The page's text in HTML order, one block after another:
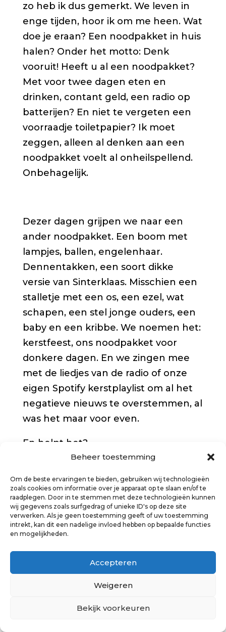
Beheer toestemming
Om de beste ervaringen te bieden, gebruiken wij technologieën
zoals cookies om informatie over je apparaat op te slaan en/of te
raadplegen. Door in te stemmen met deze technologieën kunnen
wij gegevens zoals surfgedrag of unieke ID's op deze site
verwerken. Als je geen toestemming geeft of uw toestemming
intrekt, kan dit een nadelige invloed hebben op bepaalde functies
en mogelijkheden.
Accepteren
Weigeren
Bekijk voorkeuren
zo heb ik dus gemerkt. We leven in
enge tijden, hoor ik om me heen. Wat
doe je eraan? Een noodpakket in huis
halen? Onder het motto: Denk
vooruit! Heeft u al een noodpakket?
Met voor twee dagen eten en
drinken, contant geld, een radio op
batterijen? En niet te vergeten een
voorraadje toiletpapier? Ik moet
zeggen, alleen al denken aan een
noodpakket voelt al onheilspellend.
Onbehagelijk.
Dezer dagen grijpen we naar een
ander noodpakket. Een boom met
lampjes, ballen, engelenhaar.
Dennentakken, een soort dikke
versie van Sinterklaas. Misschien een
stalletje met een os, een ezel, wat
schapen, een stel jonge ouders, een
baby en een kribbe. We noemen het:
kerstfeest, ons noodpakket voor
donkere dagen. En we zingen mee
met de liedjes van de radio of onze
eigen Spotify kerstplaylist om al het
negatieve nieuws te overstemmen, al
was het maar voor even.
En helpt het?
tiende jaar op rij achter mijn
computer, starend naar een leeg
document. Wat zou ik dit keer gaan
zeggen over kerst? Meestal heb ik al
kostte het meer moeite. Is er wel
echt licht in het duister? Wijkt dat
donker werkelijk nog eens een keer?
Of wordt het alleen maar duisterder?